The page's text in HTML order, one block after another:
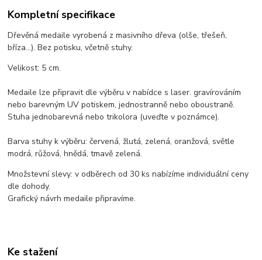
Kompletní specifikace
Dřevěná medaile vyrobená z masivního dřeva (olše, třešeň,
bříza...). Bez potisku, včetně stuhy.
Velikost: 5 cm.
Medaile lze připravit dle výběru v nabídce s laser. gravírováním
nebo barevným UV potiskem, jednostranně nebo oboustraně.
Stuha jednobarevná nebo trikolora (uveďte v poznámce).
Barva stuhy k výběru: červená, žlutá, zelená, oranžová, světle
modrá, růžová, hnědá, tmavě zelená.
Množstevní slevy: v odběrech od 30 ks nabízíme individuální ceny
dle dohody.
Grafický návrh medaile připravíme.
Ke stažení